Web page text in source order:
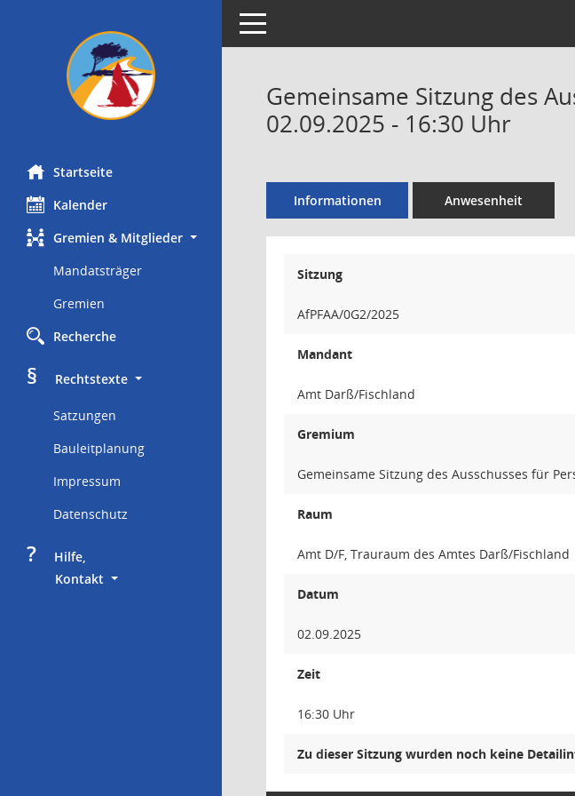
Startseite
Kalender
Gremien & Mitglieder
Mandatsträger
Gremien
Recherche
§
     Rechtstexte
Satzungen
Bauleitplanung
Impressum
Datenschutz
?
     Hilfe,
Kontakt
Toggle navigation
Gemeinsame Sitzung des
02.09.2025 - 16:30 Uhr
Informationen Anwesenheit
Sitzung
AfPFAA/0G2/2025
Mandant
Amt Darß/Fischland
Gremium
Gemeinsame Sitzung des Ausschusses für
Raum
Amt D/F, Trauraum des Amtes Darß/Fischland
Datum
02.09.2025
Zeit
16:30 Uhr
Zu dieser Sitzung wurden noch keine